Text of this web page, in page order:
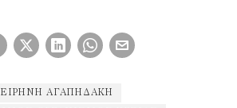
ΕΙΡΉΝΗ ΑΓΑΠΗΔΆΚΗ